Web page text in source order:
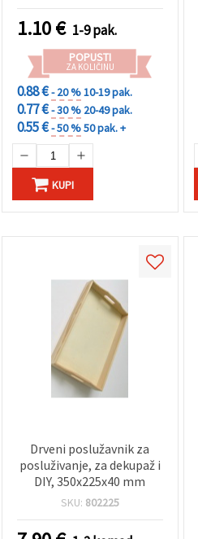
1.10€ 1-9 pak.
POPUSTI
ZA KOLIČINU
0.88 €- 20 %10-19 pak.
0.77 €- 30 % 20-49 pak.
0.55 €- 50 %50 pak. +
KUPI
Drveni poslužavnik za
posluživanje, za dekupaž i
DIY, 350x225x40 mm
SKU: 802225